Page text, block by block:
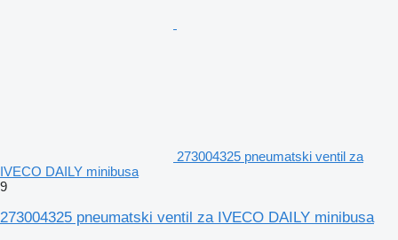
273004325 pneumatski ventil za
IVECO DAILY minibusa
9
273004325 pneumatski ventil za IVECO DAILY minibusa